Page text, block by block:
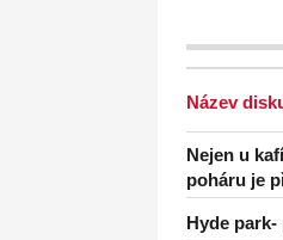
Název
Nejen u
poháru je
Hyde park-